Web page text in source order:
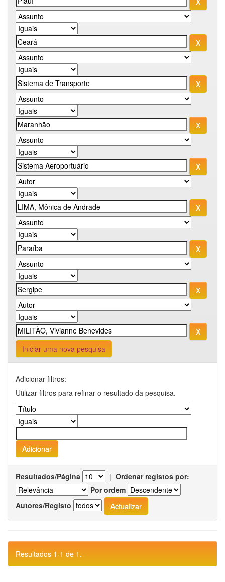
Iniciar uma nova pesquisa
Adicionar filtros:
Utilizar filtros para refinar o resultado da pesquisa.
Resultados/Página | Ordenar registos por:
Por ordem
Autores/Registo
Resultados 1-1 de 1.